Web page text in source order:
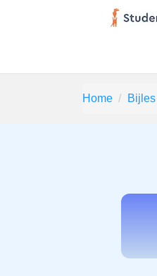
Home Bijles